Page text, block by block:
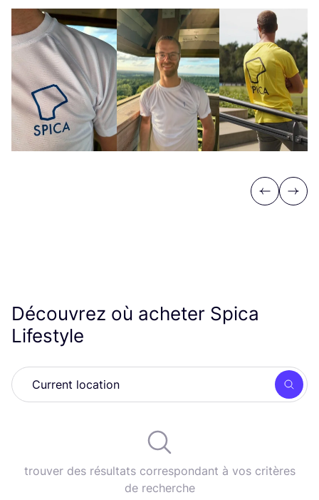
Previous
Next
Découvrez où acheter Spica
Lifestyle
trouver des résultats correspondant à vos critères
de recherche